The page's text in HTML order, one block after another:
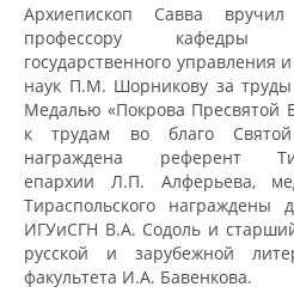
Архиепископ Савва вручил
профессору кафедры
государственного управления
наук П.М. Шорникову за
Медалью «Покрова Пресвятой
к трудам во благо
награждена референт
епархии Л.П. Алферьева,
Тираспольского награждены
ИГУиСГН В.А. Содоль и
русской и зарубежной
факультета И.А. Бавенкова.